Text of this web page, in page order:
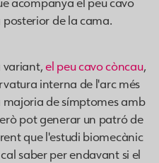
de la cama.
variant,el peu cavo còncau,
interna de l'arc més
de símptomes amb
pot generar un patró de
que l'estudi biomecànic
saber per endavant si el